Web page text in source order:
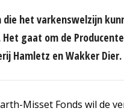
die het varkenswelzijn
gaat om de
Hamletz en Wakker Dier.
Misset Fonds wil de